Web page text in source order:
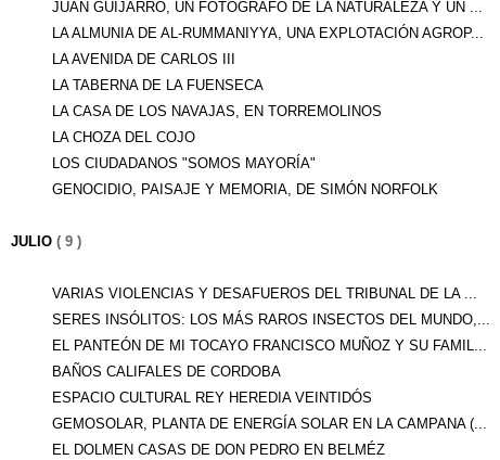
JUAN GUIJARRO, UN FOTÓGRAFO DE LA NATURALEZA Y UN ...
LA ALMUNIA DE AL-RUMMANIYYA, UNA EXPLOTACIÓN AGROP...
LA AVENIDA DE CARLOS III
LA TABERNA DE LA FUENSECA
LA CASA DE LOS NAVAJAS, EN TORREMOLINOS
LA CHOZA DEL COJO
LOS CIUDADANOS "SOMOS MAYORÍA"
GENOCIDIO, PAISAJE Y MEMORIA, DE SIMÓN NORFOLK
JULIO ( 9 )
VARIAS VIOLENCIAS Y DESAFUEROS DEL TRIBUNAL DE LA ...
SERES INSÓLITOS: LOS MÁS RAROS INSECTOS DEL MUNDO,...
EL PANTEÓN DE MI TOCAYO FRANCISCO MUÑOZ Y SU FAMIL...
BAÑOS CALIFALES DE CORDOBA
ESPACIO CULTURAL REY HEREDIA VEINTIDÓS
GEMOSOLAR, PLANTA DE ENERGÍA SOLAR EN LA CAMPANA (...
EL DOLMEN CASAS DE DON PEDRO EN BELMÉZ